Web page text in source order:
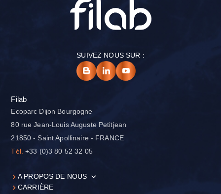
SUIVEZ NOUS SUR :
Filab
Ecoparc Dijon Bourgogne
80 rue Jean-Louis Auguste Petitjean
21850 - Saint Apollinaire - FRANCE
Tél. +33 (0)3 80 52 32 05
A PROPOS DE NOUS
CARRIÈRE